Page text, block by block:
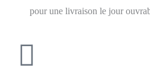
pour une livraison le jour